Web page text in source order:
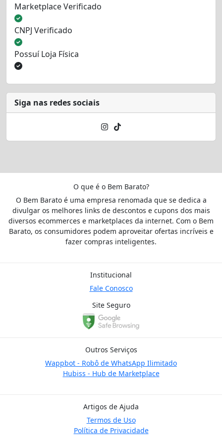
Marketplace Verificado
CNPJ Verificado
Possuí Loja Física
Siga nas redes sociais
O que é o Bem Barato?
O Bem Barato é uma empresa renomada que se dedica a
divulgar os melhores links de descontos e cupons dos mais
diversos ecommerces e marketplaces da internet. Com o Bem
Barato, os consumidores podem aproveitar ofertas incríveis e
fazer compras inteligentes.
Institucional
Fale Conosco
Site Seguro
Outros Serviços
Wappbot - Robô de WhatsApp Ilimitado
Hubiss - Hub de Marketplace
Artigos de Ajuda
Termos de Uso
Política de Privacidade